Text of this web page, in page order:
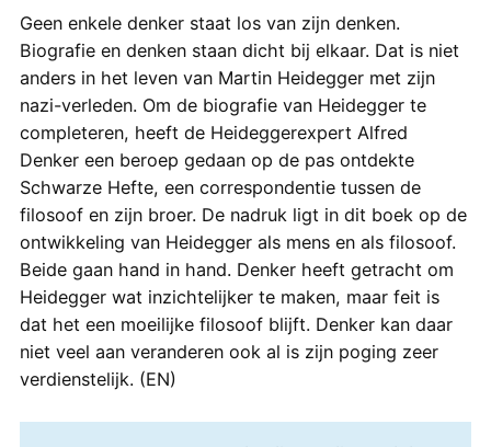
Geen enkele denker staat los van zijn denken.
Biografie en denken staan dicht bij elkaar. Dat is niet
anders in het leven van Martin Heidegger met zijn
nazi-verleden. Om de biografie van Heidegger te
completeren, heeft de Heideggerexpert Alfred
Denker een beroep gedaan op de pas ontdekte
Schwarze Hefte, een correspondentie tussen de
filosoof en zijn broer. De nadruk ligt in dit boek op de
ontwikkeling van Heidegger als mens en als filosoof.
Beide gaan hand in hand. Denker heeft getracht om
Heidegger wat inzichtelijker te maken, maar feit is
dat het een moeilijke filosoof blijft. Denker kan daar
niet veel aan veranderen ook al is zijn poging zeer
verdienstelijk. (EN)